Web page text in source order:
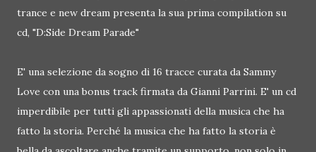
trance e new dream presenta la sua prima compilation su
cd, "D:Side Dream Parade"
E' una selezione da sogno di 16 tracce curata da Sammy
Love con una bonus track firmata da Gianni Parrini. E' un cd
imperdibile per tutti gli appassionati della musica che ha
fatto la storia. Perché la musica che ha fatto la storia è